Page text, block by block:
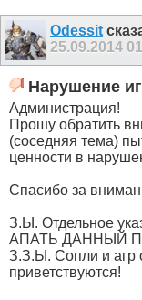
Odessit
25.09.2014
Нарушение
Администрация!
Прошу обратить
(соседняя тема)
ценности в
Спасибо за
З.Ы. Отдельное
АПАТЬ ДАННЫЙ
З.З.Ы. Сопли и агр
приветствуются!